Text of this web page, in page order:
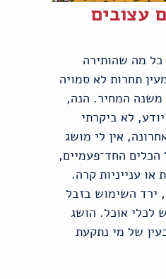
עצובים
כל מה שהותירה
תחרות לא סמויה
משנה המחיר. הנה,
לא ביקרתי
אין לי מושג
החד־פעמיים,
ענייניות קרה.
ירד השימוש בזבל
לכלי אוכל. הושג
של מי נתקעת